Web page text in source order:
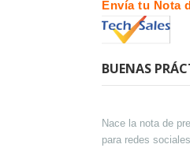
Envía tu Nota
BUENAS
Nace la nota de
para redes